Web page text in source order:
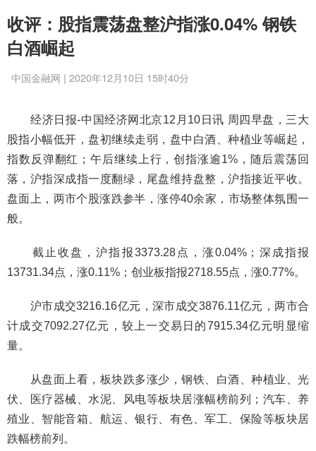
收评：股指震荡盘整沪指涨0.04% 钢铁
白酒崛起
中国金融网 | 2020年12月10日 15时40分
经济日报-中国经济网北京12月10日讯 周四早盘，三大
股指小幅低开，盘初继续走弱，盘中白酒、种植业等崛起，
指数反弹翻红；午后继续上行，创指涨逾1%，随后震荡回
落，沪指深成指一度翻绿，尾盘维持盘整，沪指接近平收。
盘面上，两市个股涨跌参半，涨停40余家，市场整体氛围一
般。
截止收盘，沪指报3373.28点，涨0.04%；深成指报
13731.34点，涨0.11%；创业板指报2718.55点，涨0.77%。
沪市成交3216.16亿元，深市成交3876.11亿元，两市合
计成交7092.27亿元，较上一交易日的7915.34亿元明显缩
量。
从盘面上看，板块跌多涨少，钢铁、白酒、种植业、光
伏、医疗器械、水泥、风电等板块居涨幅榜前列；汽车、养
殖业、智能音箱、航运、银行、有色、军工、保险等板块居
跌幅榜前列。